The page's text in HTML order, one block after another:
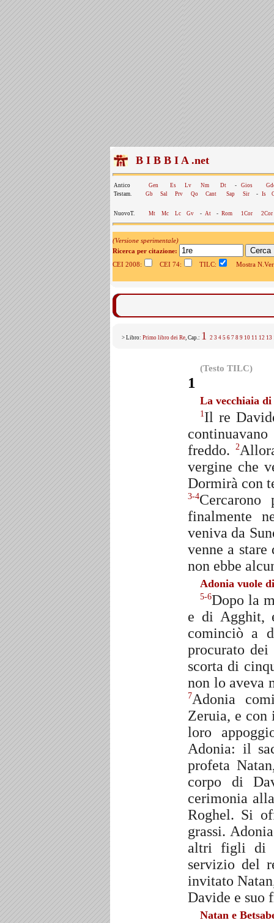
B I B B I A .net
Antico Gen Es Lv Nm Dt - Gios
Testam.
Gb Sal Prv Qo Cant Sap Sir - Is
NuovoT. Mt Mc Lc Gv - At - Rom 1Cor 2Cor
(Versione sperimentale)
Ricerca per citazione:
CEI 2008:
CEI 74: TILC: Mostra
> Libro: Primo libro dei Re, Cap.: 1 2 3 4 5 6 7 8 9 10 11 12 13
(Testo TILC)
1
La vecchiaia di
1Il re
freddo.
2
vergine che
Dormirà con
3-4
finalmente
veniva da
venne a
non ebbe
Adonia vuole
5-6Dopo la
e di Agghit,
cominciò a
procurato
scorta di
non lo aveva
7Adonia
Zeruia, e
loro
Adonia: il
profeta
corpo di
cerimonia
Roghel. Si
grassi.
altri figli di
servizio del
invitato
Davide e suo
Natan e